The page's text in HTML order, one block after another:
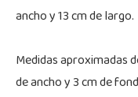
ancho y 13 cm de largo.
Medidas aproximadas
de ancho y 3 cm de